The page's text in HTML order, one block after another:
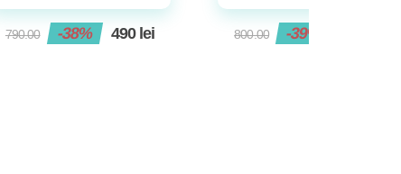
790.00 -38% 490 lei 800.00 -39%